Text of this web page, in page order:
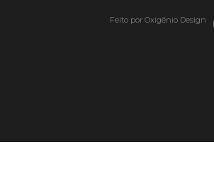
Feito por Oxigênio Design